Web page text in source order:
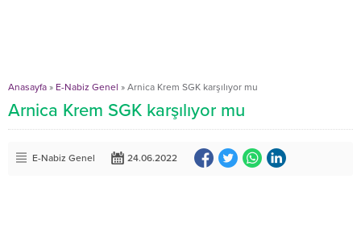
Anasayfa » E-Nabiz Genel » Arnica Krem SGK karşılıyor mu
Arnica Krem SGK karşılıyor mu
E-Nabiz Genel 24.06.2022